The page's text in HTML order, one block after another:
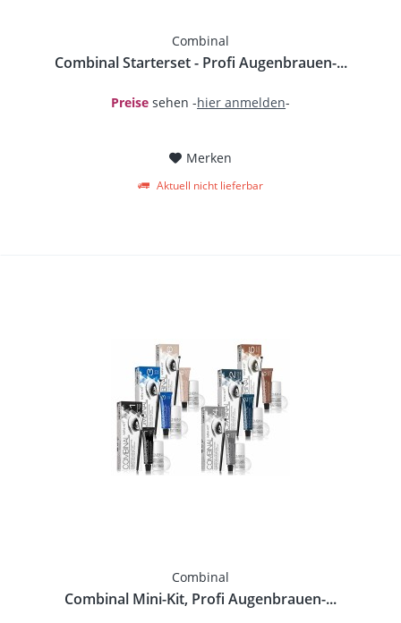
Combinal
Combinal Starterset - Profi Augenbrauen-...
Preise sehen -hier anmelden-
Merken
Aktuell nicht lieferbar
Combinal
Combinal Mini-Kit, Profi Augenbrauen-...